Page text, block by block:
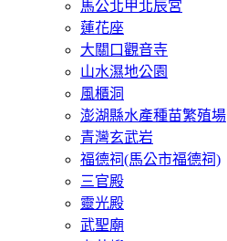
馬公北甲北辰宮
蓮花座
大關口觀音寺
山水濕地公園
風櫃洞
澎湖縣水產種苗繁殖場
青灣玄武岩
福德祠(馬公市福德祠)
三官殿
靈光殿
武聖廟